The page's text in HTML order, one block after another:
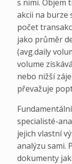
s nimi. Objem
akcii na burze
počet
jako průměr
(avg.daily
volume
nebo nižší
převažuje
specialisté-
jejich vlastní
analýzu sami.
dokumenty